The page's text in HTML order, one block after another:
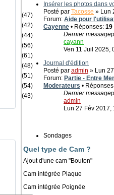
(47)
(42)
(44)
(56)
(61)
(48)
(51)
(54)
(43)
Insérer les photos dans
Posté par Tacosse » Lun
Forum: Aide pour
Cayenne • Réponses: 19
Dernier message
cayann
Ven 11 Juil 2025,
Journal d'édition
Posté par admin » Lun
Forum: Partie - Entre
Moderateurs •
Dernier message
admin
Lun 27 Fév 2017,
Sondages
Quel type de Cam ?
Ajout d'une cam "Bouton"
Cam intégrée Plaque
Cam intégrée Poignée